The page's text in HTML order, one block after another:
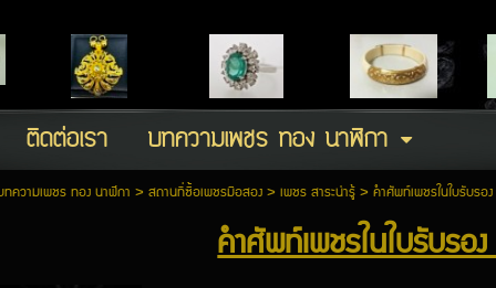
ติดต่อเรา บทความเพชร ทอง นาฬิกา
ความเพชร ทอง นาฬิกา > สถานที่ซื้อเพชรมือสอง> เพชร สาระน่ารู้> คำศัพท์เพชรในใบรับรอ
คำศัพท์เพชรในใบรับรอ